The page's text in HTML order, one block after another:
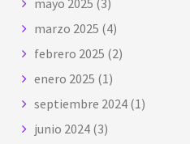
marzo 2025 (4)
febrero 2025 (2)
enero 2025 (1)
septiembre 2024 (1)
junio 2024 (3)